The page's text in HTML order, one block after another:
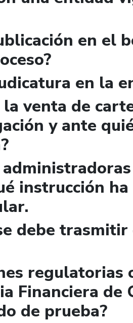
en el
en la
venta de
y ante
instrucción
debe
regulatorias
Financiera de
de prueba?